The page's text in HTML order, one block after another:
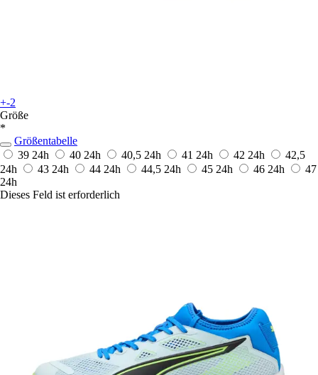
+-2
Größe
*
Größentabelle
39 24h 40 24h 40,5 24h 41 24h 42 24h
42,5
24h
43 24h 44 24h 44,5 24h 45 24h 46 24h
47
24h
Dieses Feld ist erforderlich